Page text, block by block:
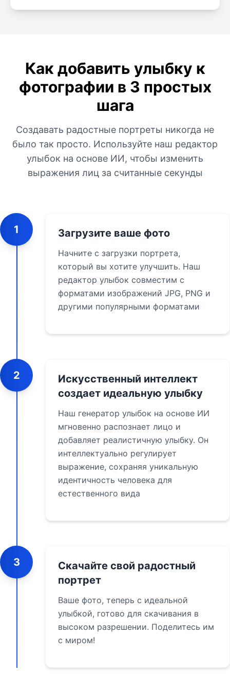
Как добавить улыбку к
фотографии в 3 простых
шага
Создавать радостные портреты никогда не
было так просто. Используйте наш редактор
улыбок на основе ИИ, чтобы изменить
выражения лиц за считанные секунды
1 Загрузите ваше фото
Начните с загрузки портрета,
который вы хотите улучшить. Наш
редактор улыбок совместим с
форматами изображений JPG, PNG и
другими популярными форматами
2
Искусственный интеллект
создает идеальную улыбку
Наш генератор улыбок на основе ИИ
мгновенно распознает лицо и
добавляет реалистичную улыбку. Он
интеллектуально регулирует
выражение, сохраняя уникальную
идентичность человека для
естественного вида
3
Скачайте свой радостный
портрет
Ваше фото, теперь с идеальной
улыбкой, готово для скачивания в
высоком разрешении. Поделитесь им
с миром!